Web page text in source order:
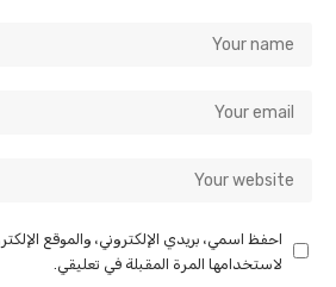
احفظ اسمي، بريدي الإلكتروني، والموقع
لاستخدامها المرة المقبلة في تعليقي.